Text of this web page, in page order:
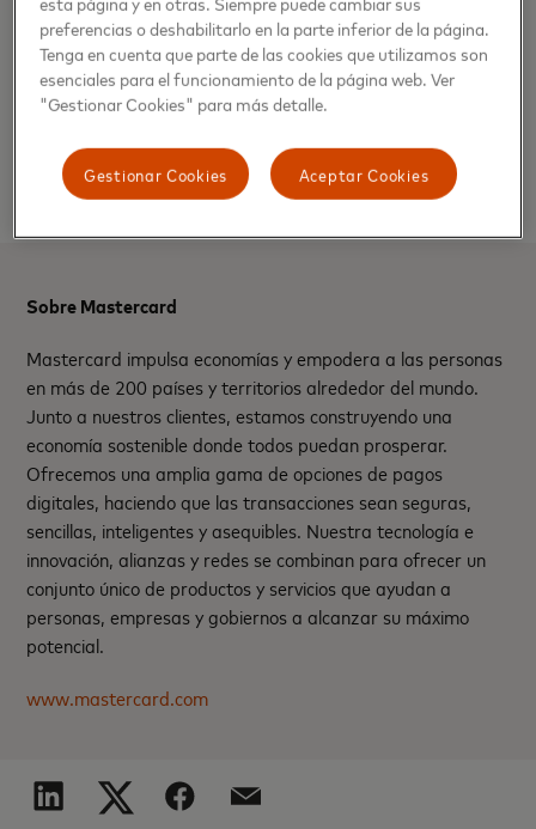
sin fricción.. Felicitamos el trabajo que ha impulsado la
División de Transporte Público Regional del Ministerio de
Transportes y Telecomunicaciones y los actores públicos y
privados que han participado como Bipay y Compraquí”,
público, Latinoamérica y el Caribe de Mastercard.
Sobre Mastercard
Mastercard impulsa economías y empodera a las personas
en más de 200 países y territorios alrededor del mundo.
Junto a nuestros clientes, estamos construyendo una
economía sostenible donde todos puedan prosperar.
Ofrecemos una amplia gama de opciones de pagos
digitales, haciendo que las transacciones sean seguras,
sencillas, inteligentes y asequibles. Nuestra tecnología e
innovación, alianzas y redes se combinan para ofrecer un
conjunto único de productos y servicios que ayudan a
personas, empresas y gobiernos a alcanzar su máximo
potencial.
www.mastercard.com
preferencias o deshabilitarlo en la parte inferior de la página.
Tenga en cuenta que parte de las cookies que utilizamos son
esenciales para el funcionamiento de la página web. Ver
"Gestionar Cookies" para más detalle.
Aceptar Cookies
Gestionar Cookies